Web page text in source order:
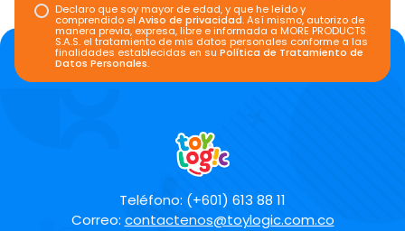
Declaro que soy mayor de edad, y que he leído y
comprendido elAviso de privacidad. Así mismo, autorizo de
manera previa, expresa, libre e informada a MORE PRODUCTS
S.A.S. el tratamiento de mis datos personales conforme a las
finalidades establecidas en suPolítica de Tratamiento de
Datos Personales.
Teléfono: (+601) 613 88 11
Correo: contactenos@toylogic.com.co